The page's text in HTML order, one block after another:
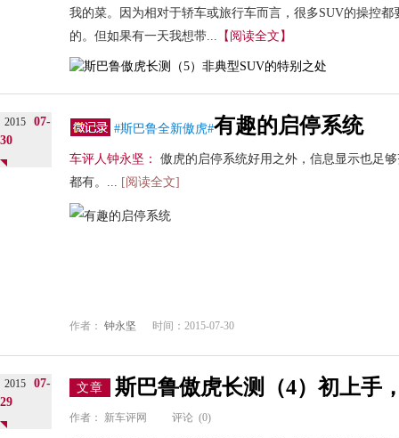
我的菜。因为相对于轿车或旅行车而言，很多SUV的操控
的。但如果有一天我想带... 【阅读全文】
2015
07-
30
#斯巴鲁全新傲虎#有趣的启停系统
车评人钟永坚：
傲虎的启停系统好用之外，信息显示也足
都有。... [阅读全文]
作者： 钟永坚 时间：2015-07-30
2015
07-
29
文章 斯巴鲁傲虎长测（4）初上手
作者： 新车评网 评论 (0)